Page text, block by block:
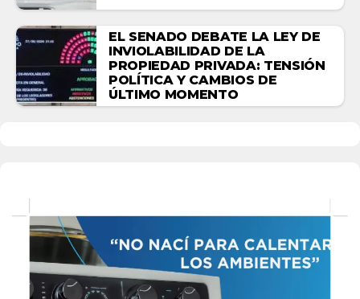
EL SENADO DEBATE LA LEY DE
INVIOLABILIDAD DE LA
PROPIEDAD PRIVADA: TENSIÓN
POLÍTICA Y CAMBIOS DE
ÚLTIMO MOMENTO